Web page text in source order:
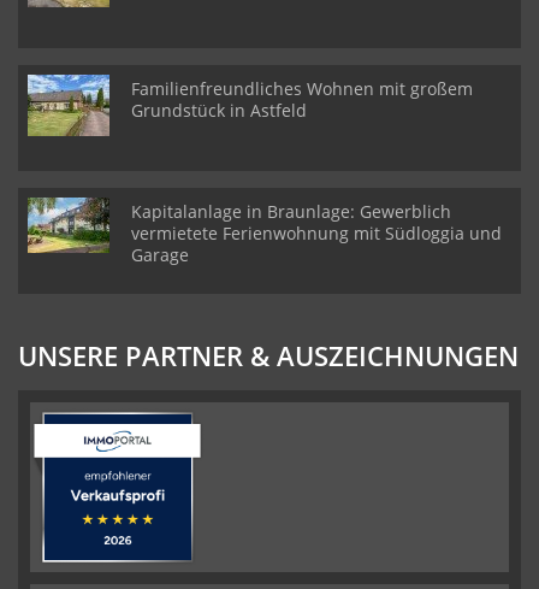
Familienfreundliches Wohnen mit großem
Grundstück in Astfeld
Kapitalanlage in Braunlage: Gewerblich
vermietete Ferienwohnung mit Südloggia und
Garage
UNSERE PARTNER & AUSZEICHNUNGEN